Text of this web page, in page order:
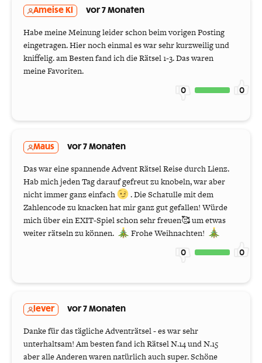
Ameise Kl vor 7 Monaten
Habe meine Meinung leider schon beim vorigen Posting
eingetragen. Hier noch einmal es war sehr kurzweilig und
kniffelig. am Besten fand ich die Rätsel 1-3. Das waren
meine Favoriten.
0 0
Maus vor 7 Monaten
Das war eine spannende Advent Rätsel Reise durch Lienz.
Hab mich jeden Tag darauf gefreut zu knobeln, war aber
nicht immer ganz einfach
. Die Schatulle mit dem
Zahlencode zu knacken hat mir ganz gut gefallen! Würde
mich über ein EXIT-Spiel schon sehr freuen🥰 um etwas
weiter rätseln zu können.
Frohe Weihnachten!
0 0
lever vor 7 Monaten
Danke für das tägliche Adventrätsel - es war sehr
unterhaltsam! Am besten fand ich Rätsel N.14 und N.15
aber alle Anderen waren natürlich auch super. Schöne